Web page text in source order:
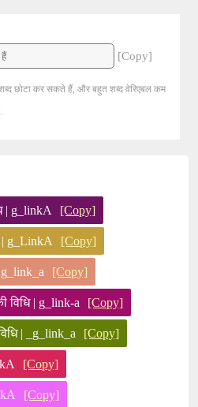
[Copy]
छोटा कर सकते हैं, और बहुत शब्द वेरिएबल कम
| g_linkA [Copy]
| g_LinkA [Copy]
g_link_a [Copy]
विधि | g_link-a [Copy]
| _g_link_a [Copy]
[Copy]
[Copy]